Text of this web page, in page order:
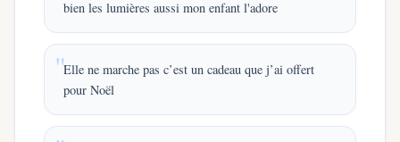
bien les lumières aussi mon enfant l'adore
Elle ne marche pas c’est un cadeau que j’ai offert
pour Noël